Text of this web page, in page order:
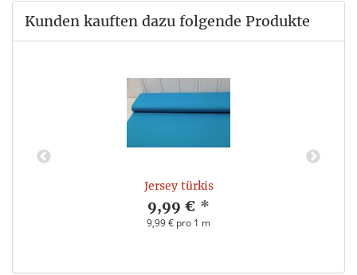
Kunden kauften dazu folgende Produkte
Jersey türkis
9,99 € *
9,99 € pro 1 m